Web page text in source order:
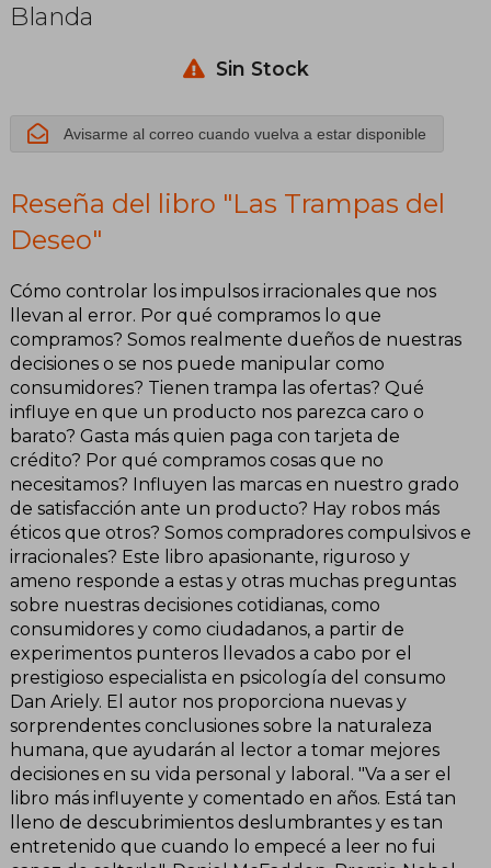
Blanda
Sin Stock
Avisarme al correo cuando vuelva a estar disponible
Reseña del libro "Las Trampas del
Deseo"
Cómo controlar los impulsos irracionales que nos
llevan al error. Por qué compramos lo que
compramos? Somos realmente dueños de nuestras
decisiones o se nos puede manipular como
consumidores? Tienen trampa las ofertas? Qué
influye en que un producto nos parezca caro o
barato? Gasta más quien paga con tarjeta de
crédito? Por qué compramos cosas que no
necesitamos? Influyen las marcas en nuestro grado
de satisfacción ante un producto? Hay robos más
éticos que otros? Somos compradores compulsivos e
irracionales? Este libro apasionante, riguroso y
ameno responde a estas y otras muchas preguntas
sobre nuestras decisiones cotidianas, como
consumidores y como ciudadanos, a partir de
experimentos punteros llevados a cabo por el
prestigioso especialista en psicología del consumo
Dan Ariely. El autor nos proporciona nuevas y
sorprendentes conclusiones sobre la naturaleza
humana, que ayudarán al lector a tomar mejores
decisiones en su vida personal y laboral. "Va a ser el
libro más influyente y comentado en años. Está tan
lleno de descubrimientos deslumbrantes y es tan
entretenido que cuando lo empecé a leer no fui